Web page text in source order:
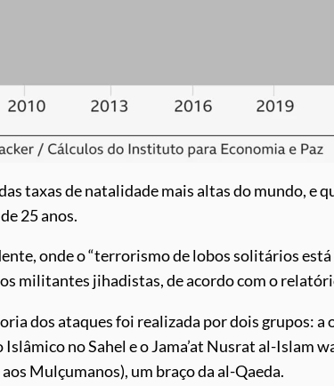
taxas de natalidade mais altas do mundo, e
25 anos.
onde o “terrorismo de lobos solitários está
militantes jihadistas, de acordo com o
dos ataques foi realizada por dois grupos: a
no Sahel e o Jama’at Nusrat al-Islam
Mulçumanos), um braço da al-Qaeda.